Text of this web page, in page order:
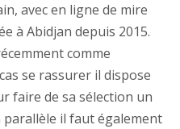
avec en ligne de mire
à Abidjan depuis 2015.
comme
se rassurer il dispose
faire de sa sélection un
parallèle il faut également